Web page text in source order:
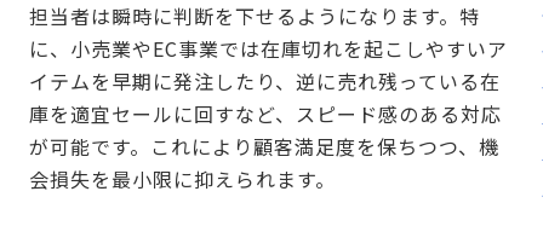
担当者は瞬時に判断を下せるようになります。特
に、小売業やEC事業では在庫切れを起こしやすいア
イテムを早期に発注したり、逆に売れ残っている在
庫を適宜セールに回すなど、スピード感のある対応
が可能です。これにより顧客満足度を保ちつつ、機
会損失を最小限に抑えられます。